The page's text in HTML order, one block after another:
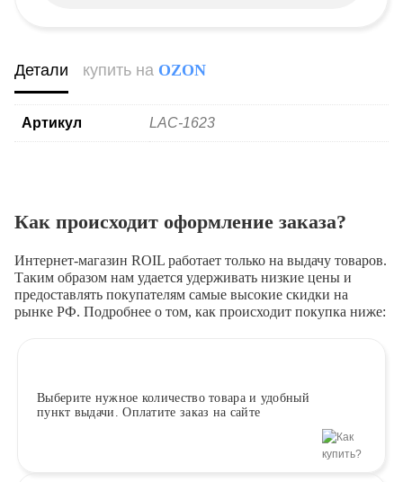
Детали купить на OZON
Артикул LAC-1623
Как происходит оформление заказа?
Интернет-магазин ROIL работает только на выдачу товаров.
Таким образом нам удается удерживать низкие цены и
предоставлять покупателям самые высокие скидки на
рынке РФ. Подробнее о том, как происходит покупка ниже:
Выберите нужное количество товара и удобный
пункт выдачи. Оплатите заказ на сайте